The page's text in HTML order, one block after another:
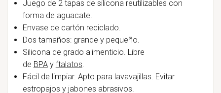
Juego de 2 tapas de silicona reutilizables con
forma de aguacate.
Envase de cartón reciclado.
Dos tamaños: grande y pequeño.
Silicona de grado alimenticio. Libre
de BPA y ftalatos.
Fácil de limpiar. Apto para lavavajillas. Evitar
estropajos y jabones abrasivos.